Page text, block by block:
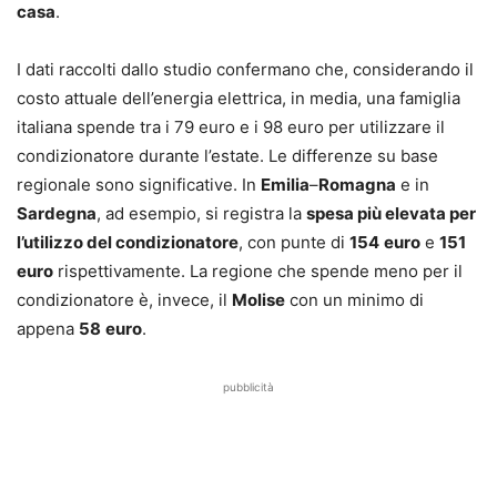
casa.
I dati raccolti dallo studio confermano che, considerando il
costo attuale dell’energia elettrica, in media, una famiglia
italiana spende tra i 79 euro e i 98 euro per utilizzare il
condizionatore durante l’estate. Le differenze su base
regionale sono significative. In Emilia–Romagna e in
Sardegna, ad esempio, si registra la spesa più elevata per
l’utilizzo del condizionatore, con punte di 154 euro e 151
euro rispettivamente. La regione che spende meno per il
condizionatore è, invece, il Molise con un minimo di
appena 58 euro.
pubblicità